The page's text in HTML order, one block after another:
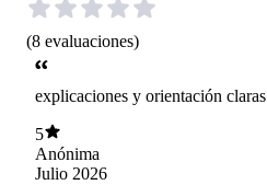
(8 evaluaciones)
explicaciones y orientación claras
5
Anónima
Julio 2026